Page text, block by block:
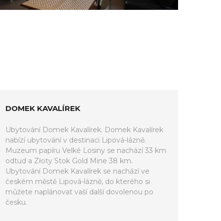
DOMEK KAVALÍREK
Ubytování Domek Kavalírek. Domek Kavalírek
nabízí ubytování v destinaci Lipová-lázně.
Muzeum papíru Velké Losiny se nachází 33 km
odtud a Złoty Stok Gold Mine 38 km.
Ubytování Domek Kavalírek se nachází ve
českém městě Lipová-lázně, do kterého si
můžete naplánovat vaší další dovolenou po
česku.